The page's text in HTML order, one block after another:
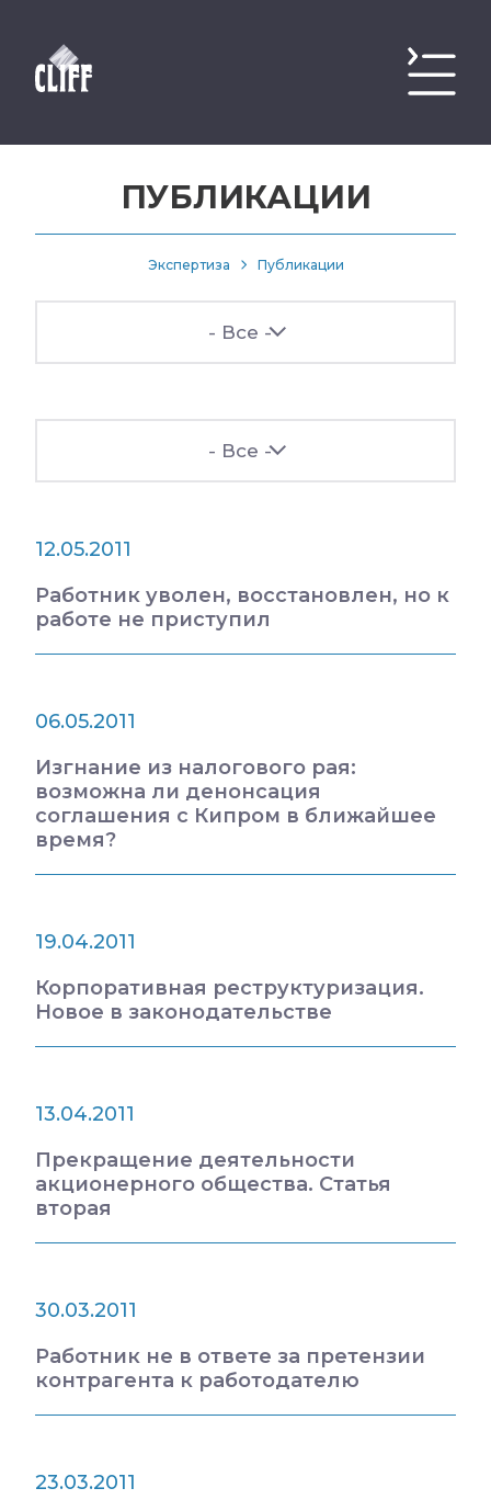
ПУБЛИКАЦИИ
Экспертиза Публикации
- Все -
- Все -
12.05.2011
Работник уволен, восстановлен, но к
работе не приступил
06.05.2011
Изгнание из налогового рая:
возможна ли денонсация
соглашения с Кипром в ближайшее
время?
19.04.2011
Корпоративная реструктуризация.
Новое в законодательстве
13.04.2011
Прекращение деятельности
акционерного общества. Статья
вторая
30.03.2011
Работник не в ответе за претензии
контрагента к работодателю
23.03.2011